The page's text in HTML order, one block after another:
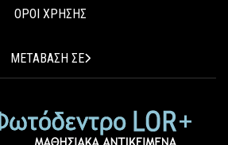
ΟΡΟΙ ΧΡΗΣΗΣ
ΜΕΤΑΒΑΣΗ ΣΕ